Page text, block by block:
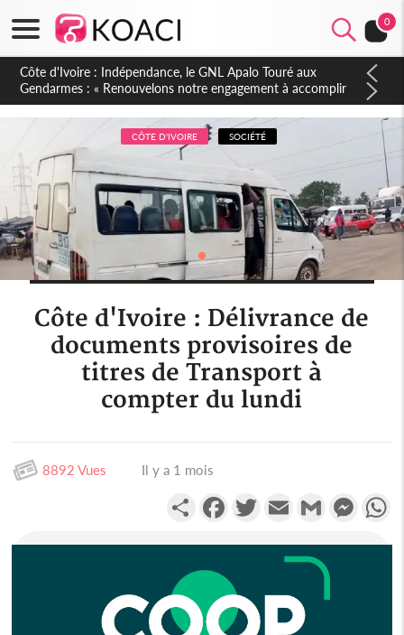
0
Sierra Leone : Un projet de réforme constitutionnelle en
gestation, points clés des amendements, un exclu d'avance
CÔTE D'IVOIRE SOCIÉTÉ
Côte d'Ivoire : Délivrance de
documents provisoires de
titres de Transport à
compter du lundi
8892 Vues Il y a 1 mois
PartagerFacebookTwitterEmail Gmail